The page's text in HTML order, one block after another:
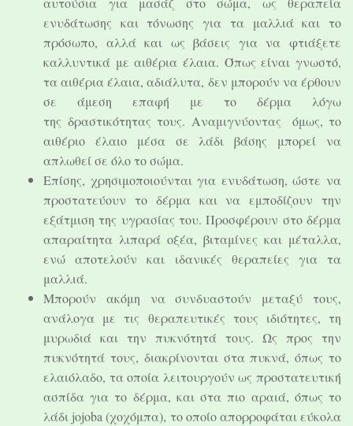
ενυδάτωσης και τόνωσης για τα μαλλιά και το
πρόσωπο, αλλά και ως βάσεις για να φτιάξετε
καλλυντικά με αιθέρια έλαια. Όπως είναι γνωστό,
τα αιθέρια έλαια, αδιάλυτα, δεν μπορούν να έρθουν
σε άμεση επαφή με το δέρμα λόγω
της δραστικότητας τους. Αναμιγνύοντας όμως, το
αιθέριο έλαιο μέσα σε λάδι βάσης μπορεί να
απλωθεί σε όλο το σώμα.
Επίσης, χρησιμοποιούνται για ενυδάτωση, ώστε να
προστατεύουν το δέρμα και να εμποδίζουν την
εξάτμιση της υγρασίας του. Προσφέρουν στο δέρμα
απαραίτητα λιπαρά οξέα, βιταμίνες και μέταλλα,
ενώ αποτελούν και ιδανικές θεραπείες για τα
μαλλιά.
Μπορούν ακόμη να συνδυαστούν μεταξύ τους,
ανάλογα με τις θεραπευτικές τους ιδιότητες, τη
μυρωδιά και την πυκνότητά τους. Ως προς την
πυκνότητά τους, διακρίνονται στα πυκνά, όπως το
ελαιόλαδο, τα οποία λειτουργούν ως προστατευτική
ασπίδα για το δέρμα, και στα πιο αραιά, όπως το
λάδι jojoba (χοχόμπα), το οποίο απορροφάται εύκολα